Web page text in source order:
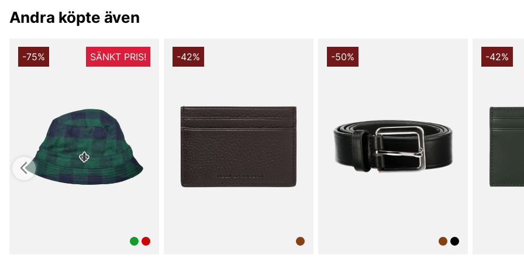
Andra köpte även
-75% SÄNKT PRIS! -42% -50% -42%